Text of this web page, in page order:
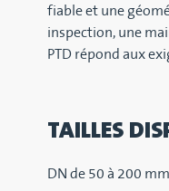
fiable et une
inspection, une
PTD répond aux
TAILLES
DN de 50 à 200 mm